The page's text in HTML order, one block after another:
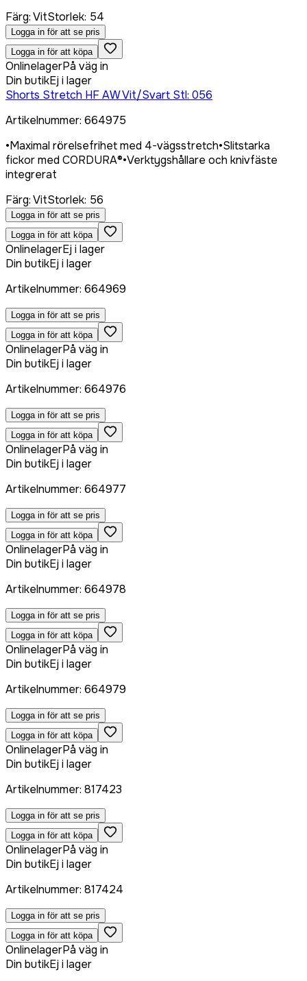
Färg:VitStorlek: 54
Logga in för att se pris
Logga in för att köpa
OnlinelagerPå väg in
Din butikEj i lager
Shorts Stretch HF AW Vit/Svart Stl: 056
Artikelnummer: 664975
•Maximal rörelsefrihet med 4-vägsstretch•Slitstarka
fickor med CORDURA®•Verktygshållare och knivfäste
integrerat
Färg:VitStorlek: 56
Logga in för att se pris
Logga in för att köpa
OnlinelagerEj i lager
Din butikEj i lager
Artikelnummer: 664969
Logga in för att se pris
Logga in för att köpa
OnlinelagerPå väg in
Din butikEj i lager
Artikelnummer: 664976
Logga in för att se pris
Logga in för att köpa
OnlinelagerPå väg in
Din butikEj i lager
Artikelnummer: 664977
Logga in för att se pris
Logga in för att köpa
OnlinelagerPå väg in
Din butikEj i lager
Artikelnummer: 664978
Logga in för att se pris
Logga in för att köpa
OnlinelagerPå väg in
Din butikEj i lager
Artikelnummer: 664979
Logga in för att se pris
Logga in för att köpa
OnlinelagerPå väg in
Din butikEj i lager
Artikelnummer: 817423
Logga in för att se pris
Logga in för att köpa
OnlinelagerPå väg in
Din butikEj i lager
Artikelnummer: 817424
Logga in för att se pris
Logga in för att köpa
OnlinelagerPå väg in
Din butikEj i lager